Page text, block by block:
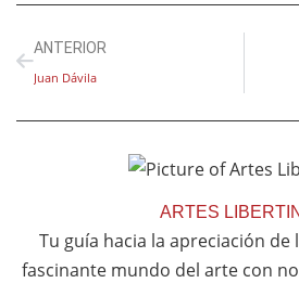
ANTERIOR
Juan Dávila
ARTES
Tu guía hacia la apreciación de
fascinante mundo del arte con